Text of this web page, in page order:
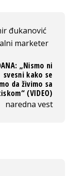
đukanović
marketer
„Nismo ni
svesni kako se
da živimo sa
(VIDEO)
naredna vest